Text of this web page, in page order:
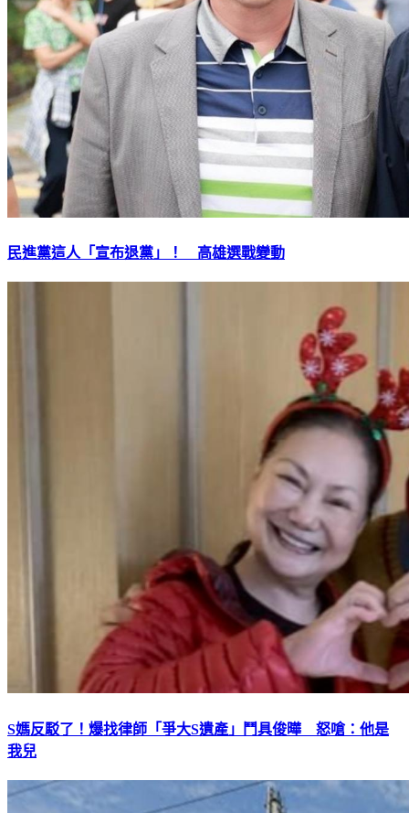
民進黨這人「宣布退黨」！ 高雄選戰變動
S媽反駁了！爆找律師「爭大S遺產」鬥具俊曄 怒嗆：他是
我兒